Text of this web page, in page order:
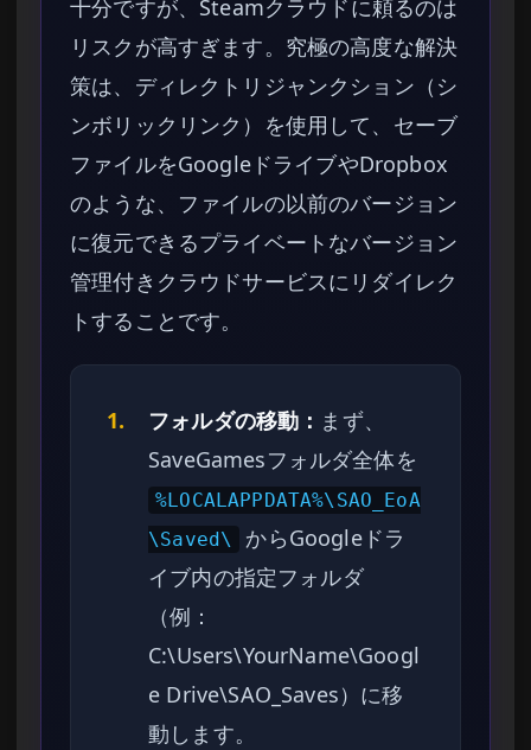
十分ですが、Steamクラウドに頼るのは
リスクが高すぎます。究極の高度な解決
策は、ディレクトリジャンクション（シ
ンボリックリンク）を使用して、セーブ
ファイルをGoogleドライブやDropbox
のような、ファイルの以前のバージョン
に復元できるプライベートなバージョン
管理付きクラウドサービスにリダイレク
トすることです。
1. フォルダの移動： まず、
SaveGamesフォルダ全体を
%LOCALAPPDATA%\SAO_EoA
\Saved\
からGoogleドラ
イブ内の指定フォルダ
（例：
C:\Users\YourName\Googl
e Drive\SAO_Saves）に移
動します。